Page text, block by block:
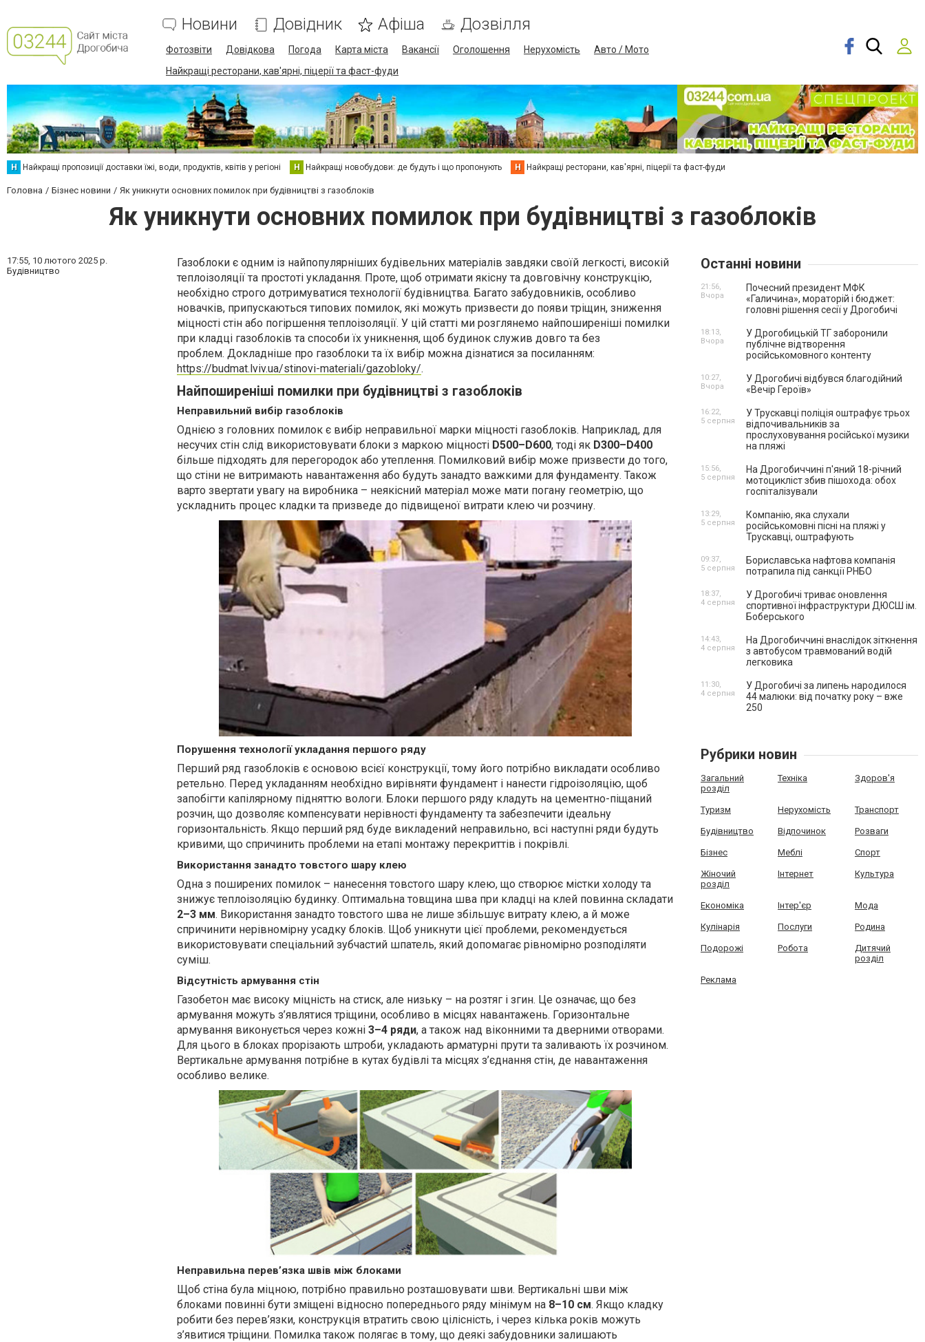
Новини Довідник Афіша Дозвілля
Фотозвіти Довідкова Погода Карта міста Вакансії Оголошення Нерухомість
Авто / Мото
Найкращі ресторани, кав'ярні, піцерії та фаст-фуди
Н Найкращі пропозиції доставки їжі, води, продуктів, квітів у регіоні Н Найкращі новобудови: де будуть і що пропонують Н Найкращі ресторани, кав'ярні, піцерії та фаст-фуди
Головна Бізнес новини Як уникнути основних помилок при будівництві з газоблоків
Як уникнути основних помилок при будівництві з газоблоків
17:55, 10 лютого 2025 р.
Будівництво
Газоблоки є одним із найпопулярніших будівельних матеріалів завдяки своїй легкості, високій
теплоізоляції та простоті укладання. Проте, щоб отримати якісну та довговічну конструкцію,
необхідно строго дотримуватися технології будівництва. Багато забудовників, особливо
новачків, припускаються типових помилок, які можуть призвести до появи тріщин, зниження
міцності стін або погіршення теплоізоляції. У цій статті ми розглянемо найпоширеніші помилки
при кладці газоблоків та способи їх уникнення, щоб будинок служив довго та без
проблем. Докладніше про газоблоки та їх вибір можна дізнатися за посиланням:
https://budmat.lviv.ua/stinovi-materiali/gazobloky/.
Найпоширеніші помилки при будівництві з газоблоків
Неправильний вибір газоблоків
Однією з головних помилок є вибір неправильної марки міцності газоблоків. Наприклад, для
несучих стін слід використовувати блоки з маркою міцності D500–D600, тоді як D300–D400
більше підходять для перегородок або утеплення. Помилковий вибір може призвести до того,
що стіни не витримають навантаження або будуть занадто важкими для фундаменту. Також
варто звертати увагу на виробника – неякісний матеріал може мати погану геометрію, що
ускладнить процес кладки та призведе до підвищеної витрати клею чи розчину.
Порушення технології укладання першого ряду
Перший ряд газоблоків є основою всієї конструкції, тому його потрібно викладати особливо
ретельно. Перед укладанням необхідно вирівняти фундамент і нанести гідроізоляцію, щоб
запобігти капілярному підняттю вологи. Блоки першого ряду кладуть на цементно-піщаний
розчин, що дозволяє компенсувати нерівності фундаменту та забезпечити ідеальну
горизонтальність. Якщо перший ряд буде викладений неправильно, всі наступні ряди будуть
кривими, що спричинить проблеми на етапі монтажу перекриттів і покрівлі.
Використання занадто товстого шару клею
Одна з поширених помилок – нанесення товстого шару клею, що створює містки холоду та
знижує теплоізоляцію будинку. Оптимальна товщина шва при кладці на клей повинна складати
2–3 мм. Використання занадто товстого шва не лише збільшує витрату клею, а й може
спричинити нерівномірну усадку блоків. Щоб уникнути цієї проблеми, рекомендується
використовувати спеціальний зубчастий шпатель, який допомагає рівномірно розподіляти
суміш.
Відсутність армування стін
Газобетон має високу міцність на стиск, але низьку – на розтяг і згин. Це означає, що без
армування можуть з’являтися тріщини, особливо в місцях навантажень. Горизонтальне
армування виконується через кожні 3–4 ряди, а також над віконними та дверними отворами.
Для цього в блоках прорізають штроби, укладають арматурні прути та заливають їх розчином.
Вертикальне армування потрібне в кутах будівлі та місцях з’єднання стін, де навантаження
особливо велике.
Неправильна перев’язка швів між блоками
Щоб стіна була міцною, потрібно правильно розташовувати шви. Вертикальні шви між
блоками повинні бути зміщені відносно попереднього ряду мінімум на 8–10 см. Якщо кладку
робити без перев’язки, конструкція втратить свою цілісність, і через кілька років можуть
з’явитися тріщини. Помилка також полягає в тому, що деякі забудовники залишають
Останні новини
Почесний президент МФК
«Галичина», мораторій і бюджет:
головні рішення сесії у Дрогобичі
21:56,
Вчора
У Дрогобицькій ТГ заборонили
публічне відтворення
російськомовного контенту
18:13,
Вчора
У Дрогобичі відбувся благодійний
«Вечір Героїв»
10:27,
Вчора
У Трускавці поліція оштрафує трьох
відпочивальників за
прослуховування російської музики
на пляжі
16:22,
5 серпня
На Дрогобиччині п'яний 18-річний
мотоцикліст збив пішохода: обох
госпіталізували
15:56,
5 серпня
Компанію, яка слухали
російськомовні пісні на пляжі у
Трускавці, оштрафують
13:29,
5 серпня
Бориславська нафтова компанія
потрапила під санкції РНБО
09:37,
5 серпня
У Дрогобичі триває оновлення
спортивної інфраструктури ДЮСШ ім.
Боберського
18:37,
4 серпня
На Дрогобиччині внаслідок зіткнення
з автобусом травмований водій
легковика
14:43,
4 серпня
У Дрогобичі за липень народилося
44 малюки: від початку року – вже
250
11:30,
4 серпня
Рубрики новин
Загальний
розділ
Техніка Здоров'я
Туризм Нерухомість Транспорт
Будівництво Відпочинок Розваги
Бізнес Меблі Спорт
Жіночий
розділ
Інтернет Культура
Економіка Інтер'єр Мода
Кулінарія Послуги Родина
Подорожі Робота
Дитячий
розділ
Реклама